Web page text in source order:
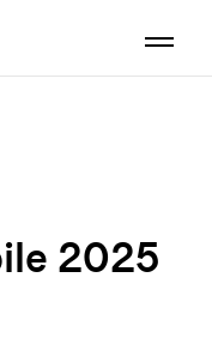
2025